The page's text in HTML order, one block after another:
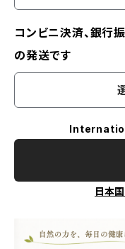
コンビニ決済、銀行
の発送です
日本